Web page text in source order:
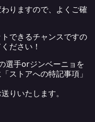
りますので、よくご確
できるチャンスですの
ださい！
選手orジンベーニョを
ストアへの特記事項」
りいたします。